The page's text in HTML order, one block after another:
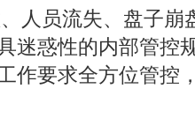
人员流失、盘子崩
迷惑性的内部管控
作要求全方位管控